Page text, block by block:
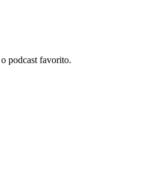
podcast favorito.